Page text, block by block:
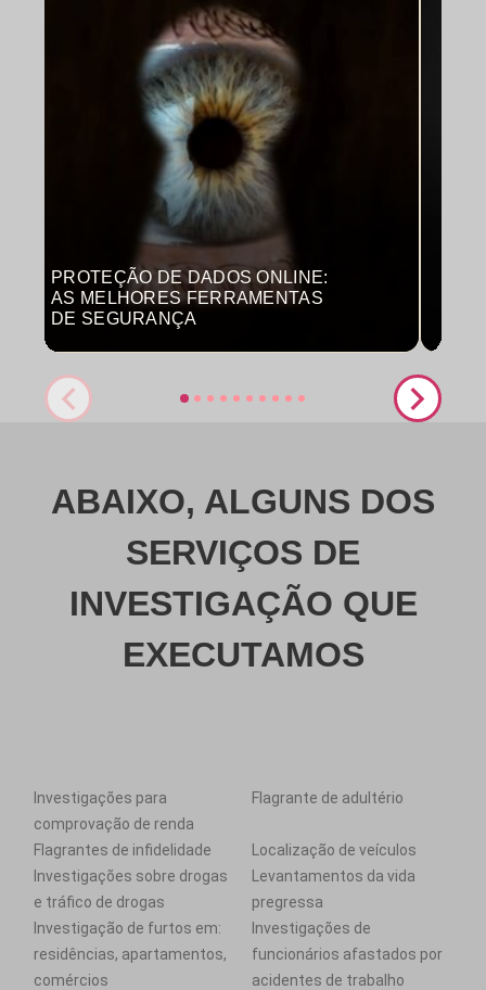
PROTEÇÃO DE DADOS ONLINE:
AS MELHORES FERRAMENTAS
DE SEGURANÇA
ABAIXO, ALGUNS DOS
SERVIÇOS DE
INVESTIGAÇÃO QUE
EXECUTAMOS
Investigações para
comprovação de renda
Flagrante de adultério
Flagrantes de infidelidade
Localização de veículos
Investigações sobre drogas
e tráfico de drogas
Levantamentos da vida
pregressa
Investigação de furtos em:
residências, apartamentos,
comércios
Investigações de
funcionários afastados por
acidentes de trabalho